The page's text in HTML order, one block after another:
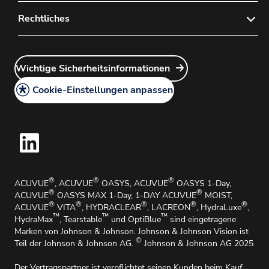
Kontaktieren Sie uns
Häufig gestellte Fragen
Wie Sie ein Konto bei uns anlegen
Wie Sie unsere Produkte bestellen
Wie Sie unsere Produkte zurückgeben
Rechtliches
Cookie-Richtlinie
Gesetzliche Hinweise
Hinweisgebersystem
Impressum
Wichtige Sicherheitsinformationen
Cookie-Einstellungen anpassen
ACUVUE®, ACUVUE® OASYS, ACUVUE® OASYS 1-Day,
ACUVUE® OASYS MAX 1-Day, 1-DAY ACUVUE® MOIST,
ACUVUE® VITA®, HYDRACLEAR®, LACREON®, HydraLuxe®,
HydraMax™, Tearstable™ und OptiBlue™ sind eingetragene
Marken von Johnson & Johnson. Johnson & Johnson Vision ist
Teil der Johnson & Johnson AG. © Johnson & Johnson AG 2025